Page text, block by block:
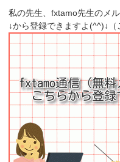
私の先生、fxtamo先生のメ
↓から登録できますよ(^^)↓（